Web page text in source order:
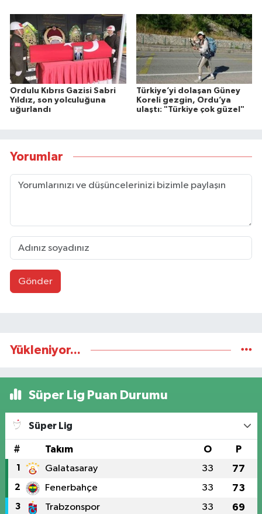
Ordulu Kıbrıs Gazisi Sabri
Yıldız, son yolculuğuna
uğurlandı
Türkiye’yi dolaşan Güney
Koreli gezgin, Ordu’ya
ulaştı: "Türkiye çok güzel"
Yorumlar
Gönder
Yükleniyor...
Süper Lig Puan Durumu
Süper Lig
# Takım O P
1 Galatasaray 33 77
2 Fenerbahçe 33 73
3 Trabzonspor 33 69